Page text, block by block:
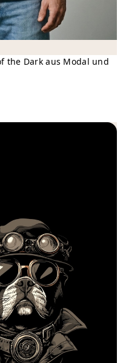
the Dark aus Modal und